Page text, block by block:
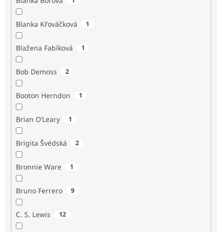
Blanka Křováčková 1
Blažena Fabíková 1
Bob Demoss 2
Booton Herndon 1
Brian O’Leary 1
Brigita Švédská 2
Bronnie Ware 1
Bruno Ferrero 9
C. S. Lewis 12